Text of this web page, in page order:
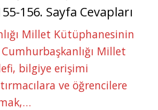
156. Sayfa Cevapları
Millet Kütüphanesinin
Millet
bilgiye erişimi
ve öğrencilere